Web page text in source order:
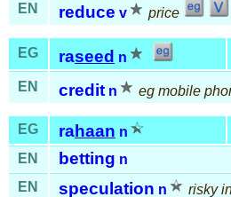
EN reduce v price
EG raseed n
EN credit n eg mobile
EG rahaan n
EN betting n
EN
speculation n risky